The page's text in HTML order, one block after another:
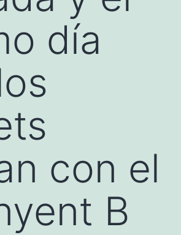
día
con el
B